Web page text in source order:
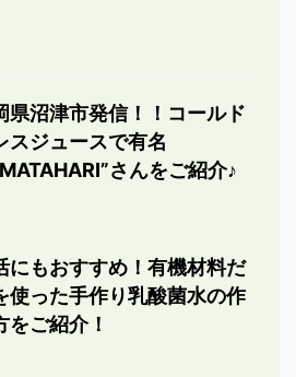
県沼津市発信！！コールド
スジュースで有名
さんをご紹介♪
にもおすすめ！有機材料だ
使った手作り乳酸菌水の作
をご紹介！